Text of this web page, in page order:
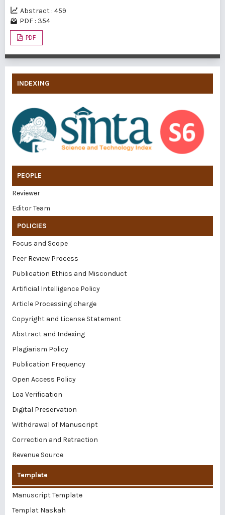
Abstract : 459
PDF : 354
PDF
INDEXING
PEOPLE
Reviewer
Editor Team
POLICIES
Focus and Scope
Peer Review Process
Publication Ethics and Misconduct
Artificial Intelligence Policy
Article Processing charge
Copyright and License Statement
Abstract and Indexing
Plagiarism Policy
Publication Frequency
Open Access Policy
Loa Verification
Digital Preservation
Withdrawal of Manuscript
Correction and Retraction
Revenue Source
Template
Manuscript Template
Templat Naskah